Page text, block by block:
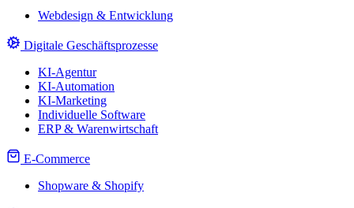
Webdesign & Entwicklung
Digitale Geschäftsprozesse
KI-Agentur
KI-Automation
KI-Marketing
Individuelle Software
ERP & Warenwirtschaft
E-Commerce
Shopware & Shopify